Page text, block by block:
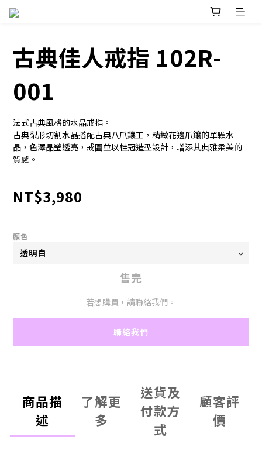
古典佳人戒指 102R-
001
法式古典風格的水晶戒指。
古典梨形切割水晶搭配古典八爪鑲工，精緻花邊爪鑲的單顆水
晶，色澤晶瑩透亮，戒圍並以桂冠造型設計，增添其典雅柔美的
質感。
NT$3,980
顏色
售完
若想購買，請聯絡我們。
聯絡我們
商品描
述
了解更
多
送貨及
付款方
式
顧客評
價